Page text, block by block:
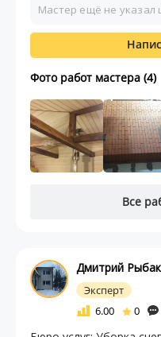
Мастер ещё не указал
Фото работ мастера (4)
Все
Дмитрий
Эксперт
6.00
0